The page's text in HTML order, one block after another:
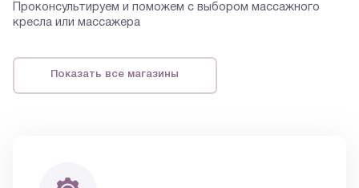
Проконсультируем и поможем с выбором массажного
кресла или массажера
Показать все магазины